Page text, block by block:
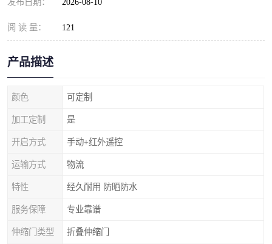
阅 读 量： 121
产品描述
颜色 可定制
加工定制 是
开启方式 手动+红外遥控
运输方式 物流
特性 经久耐用 防晒防水
服务保障 专业靠谱
伸缩门类型 折叠伸缩门